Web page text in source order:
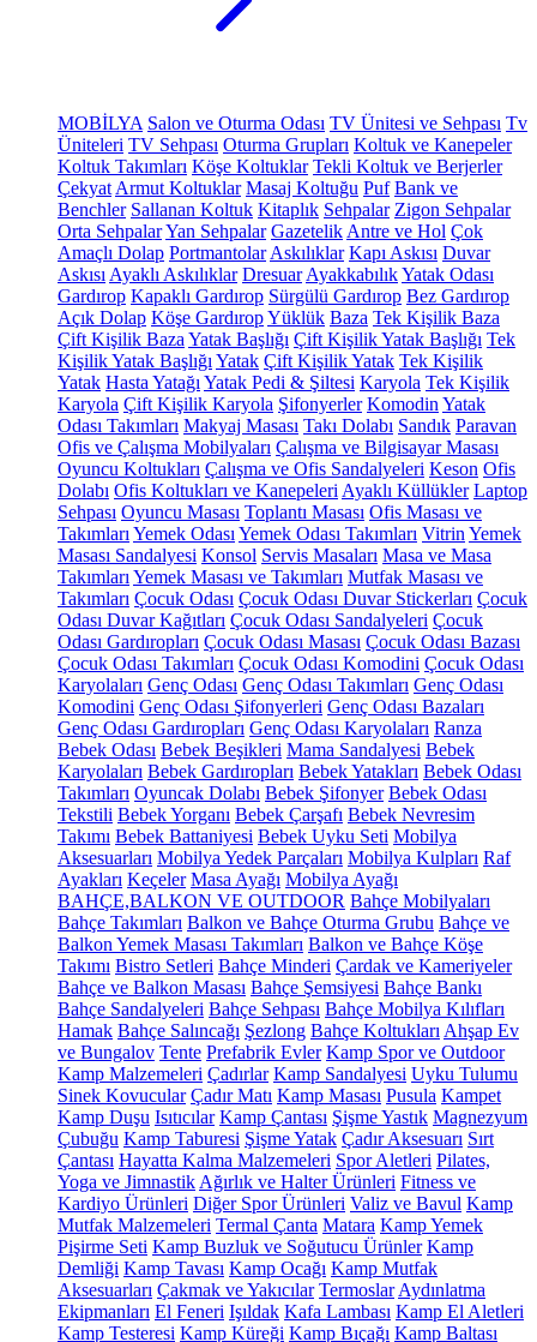
MOBİLYA Salon ve Oturma Odası TV Ünitesi ve Sehpası Tv
Üniteleri TV Sehpası Oturma Grupları Koltuk ve Kanepeler
Koltuk Takımları Köşe Koltuklar Tekli Koltuk ve Berjerler
Çekyat Armut Koltuklar Masaj Koltuğu Puf Bank ve
Benchler Sallanan Koltuk Kitaplık Sehpalar Zigon Sehpalar
Orta SehpalarYan Sehpalar Gazetelik Antre ve Hol Çok
Amaçlı Dolap Portmantolar Askılıklar Kapı Askısı Duvar
Askısı Ayaklı Askılıklar Dresuar AyakkabılıkYatak Odası
Gardırop Kapaklı Gardırop Sürgülü Gardırop Bez Gardırop
Açık Dolap Köşe GardıropYüklük Baza Tek Kişilik Baza
Çift Kişilik Baza Yatak Başlığı Çift Kişilik Yatak Başlığı Tek
Kişilik Yatak Başlığı Yatak Çift Kişilik Yatak Tek Kişilik
Yatak Hasta Yatağı Yatak Pedi & Şiltesi Karyola Tek Kişilik
Karyola Çift Kişilik Karyola Şifonyerler Komodin Yatak
Odası Takımları Makyaj Masası Takı Dolabı Sandık Paravan
Ofis ve Çalışma Mobilyaları Çalışma ve Bilgisayar Masası
Oyuncu Koltukları Çalışma ve Ofis Sandalyeleri Keson Ofis
Dolabı Ofis Koltukları ve Kanepeleri Ayaklı Küllükler Laptop
Sehpası Oyuncu Masası Toplantı Masası Ofis Masası ve
Takımları Yemek Odası Yemek Odası Takımları Vitrin Yemek
Masası Sandalyesi Konsol Servis Masaları Masa ve Masa
Takımları Yemek Masası ve Takımları Mutfak Masası ve
Takımları Çocuk Odası Çocuk Odası Duvar Stickerları Çocuk
Odası Duvar Kağıtları Çocuk Odası Sandalyeleri Çocuk
Odası Gardıropları Çocuk Odası Masası Çocuk Odası Bazası
Çocuk Odası Takımları Çocuk Odası Komodini Çocuk Odası
Karyolaları Genç Odası Genç Odası Takımları Genç Odası
Komodini Genç Odası Şifonyerleri Genç Odası Bazaları
Genç Odası Gardıropları Genç Odası Karyolaları Ranza
Bebek Odası Bebek Beşikleri Mama Sandalyesi Bebek
Karyolaları Bebek Gardıropları Bebek Yatakları Bebek Odası
Takımları Oyuncak Dolabı Bebek Şifonyer Bebek Odası
Tekstili Bebek Yorganı Bebek Çarşafı Bebek Nevresim
Takımı Bebek Battaniyesi Bebek Uyku Seti Mobilya
Aksesuarları Mobilya Yedek Parçaları Mobilya Kulpları Raf
Ayakları Keçeler Masa Ayağı Mobilya Ayağı
BAHÇE,BALKON VE OUTDOOR Bahçe Mobilyaları
Bahçe Takımları Balkon ve Bahçe Oturma Grubu Bahçe ve
Balkon Yemek Masası Takımları Balkon ve Bahçe Köşe
Takımı Bistro Setleri Bahçe Minderi Çardak ve Kameriyeler
Bahçe ve Balkon Masası Bahçe Şemsiyesi Bahçe Bankı
Bahçe Sandalyeleri Bahçe Sehpası Bahçe Mobilya Kılıfları
Hamak Bahçe Salıncağı Şezlong Bahçe Koltukları Ahşap Ev
ve Bungalov Tente Prefabrik Evler Kamp Spor ve Outdoor
Kamp Malzemeleri Çadırlar Kamp Sandalyesi Uyku Tulumu
Sinek Kovucular Çadır Matı Kamp Masası Pusula Kampet
Kamp Duşu Isıtıcılar Kamp Çantası Şişme Yastık Magnezyum
Çubuğu Kamp Taburesi Şişme Yatak Çadır Aksesuarı Sırt
Çantası Hayatta Kalma Malzemeleri Spor Aletleri Pilates,
Yoga ve Jimnastik Ağırlık ve Halter Ürünleri Fitness ve
Kardiyo Ürünleri Diğer Spor Ürünleri Valiz ve Bavul Kamp
Mutfak Malzemeleri Termal Çanta Matara Kamp Yemek
Pişirme Seti Kamp Buzluk ve Soğutucu Ürünler Kamp
Demliği Kamp Tavası Kamp Ocağı Kamp Mutfak
Aksesuarları Çakmak ve Yakıcılar Termoslar Aydınlatma
Ekipmanları El Feneri Işıldak Kafa Lambası Kamp El Aletleri
Kamp Testeresi Kamp Küreği Kamp Bıçağı Kamp Baltası